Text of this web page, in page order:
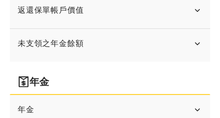
返還保單帳戶價值
未支領之年金餘額
年金
年金